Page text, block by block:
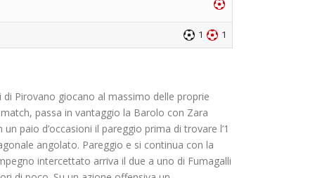
1 1
di Pirovano giocano al massimo delle proprie
passa in vantaggio la Barolo con Zara
paio d’occasioni il pareggio prima di trovare l’1
angolato. Pareggio e si continua con la
intercettato arriva il due a uno di Fumagalli